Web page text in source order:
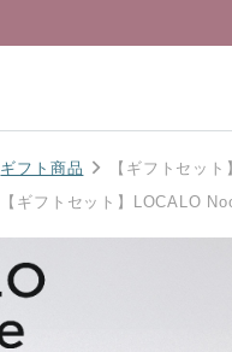
ギフト商品
【ギフトセッ
【ギフトセット】LOCALO